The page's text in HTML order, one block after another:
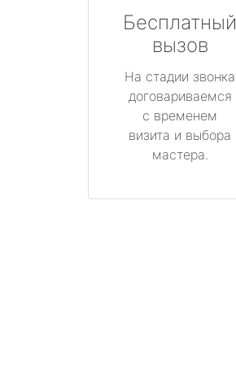
Бесплатный
вызов
На стадии звонка
договариваемся
с временем
визита и выбора
мастера.